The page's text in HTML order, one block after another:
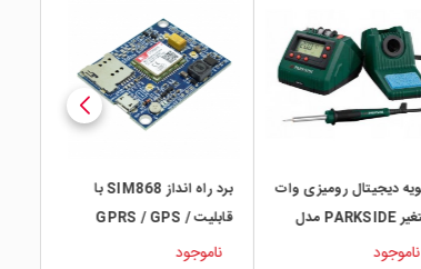
برد راه انداز SIM868 با
قابلیت GPRS / GPS /
GSM / BlueTooth
ناموجود
پیچ گوشتی ساعتی فلزی
دوسر WELSOLO مدل
VVS886
ناموجود